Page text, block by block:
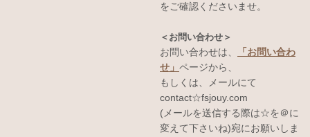
をご確認くださいませ。
＜お問い合わせ＞
お問い合わせは、
「お問い合わ
せ」 ページから、
もしくは、メールにて
contact☆fsjouy.com
(メールを送信する際は☆を＠に
変えて下さいね)宛にお願いしま